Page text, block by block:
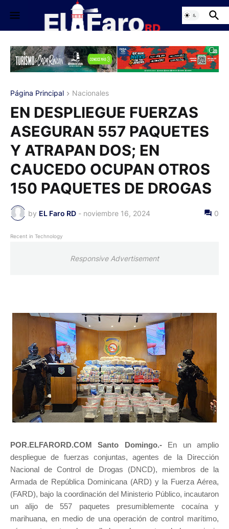
Página Principal Nacionales
EN DESPLIEGUE FUERZAS
ASEGURAN 557 PAQUETES
Y ATRAPAN DOS; EN
CAUCEDO OCUPAN OTROS
150 PAQUETES DE DROGAS
by EL Faro RD - noviembre 16, 2024 0
Recent in Technology
Responsive Advertisement
POR.ELFARORD.COM Santo Domingo.-En un amplio
despliegue de fuerzas conjuntas, agentes de la Dirección
Nacional de Control de Drogas (DNCD), miembros de la
Armada de República Dominicana (ARD) y la Fuerza Aérea,
(FARD), bajo la coordinación del Ministerio Público, incautaron
un alijo de 557 paquetes presumiblemente cocaína y
marihuana, en medio de una operación de control marítimo,